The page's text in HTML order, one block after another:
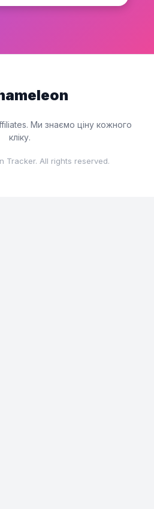
Ми знаємо ціну кожного
кліку.
Tracker. All rights reserved.